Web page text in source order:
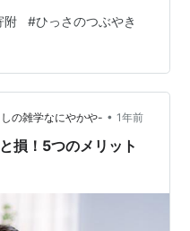
「実質2,000円負担」
せんか？ 今回はこの仕
。 ◯「実質2,000円負
の会社員の方が、とあ
ましょう。 すると、翌
附 #ひっさのつぶやき
の雑学なにやかや- • 1年前
損！5つのメリット